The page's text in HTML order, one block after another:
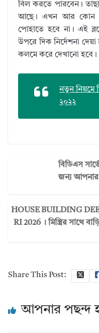
বিল করতে পারবেন।
আছে। এখন আর কোন
পোহাতে হবে না। এই
উপরে দিক নির্দেশনা
কলমে করে দেখানো হবে।
নতুন নিয়মে
২০২২
বিডিএস
জন্য আপনার
HOUSE BUILDING
RI 2026 । মিস্ত্রির সাথে
Share This Post:
আপনার পছন্দ